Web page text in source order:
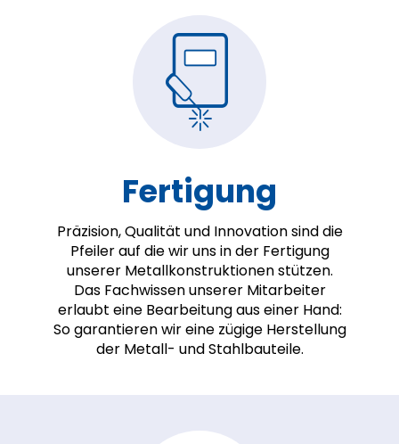
Fertigung
Präzision, Qualität und Innovation sind die
Pfeiler auf die wir uns in der Fertigung
unserer Metallkonstruktionen stützen.
Das Fachwissen unserer Mitarbeiter
erlaubt eine Bearbeitung aus einer Hand:
So garantieren wir eine zügige Herstellung
der Metall- und Stahlbauteile.